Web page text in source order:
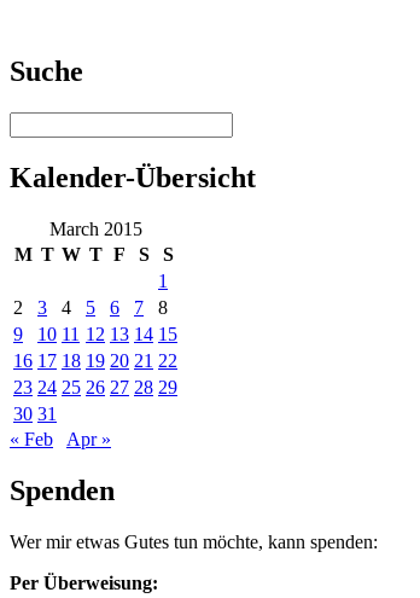
Suche
Kalender-Übersicht
March 2015
M T W T F S
S
1
2
3 4 5 6 7
8
9
10 11 12 13 14 15
16 17 18 19 20 21 22
23 24 25 26 27 28 29
30 31
« Feb
Apr »
Spenden
Wer mir etwas Gutes tun möchte, kann spenden:
Per Überweisung: